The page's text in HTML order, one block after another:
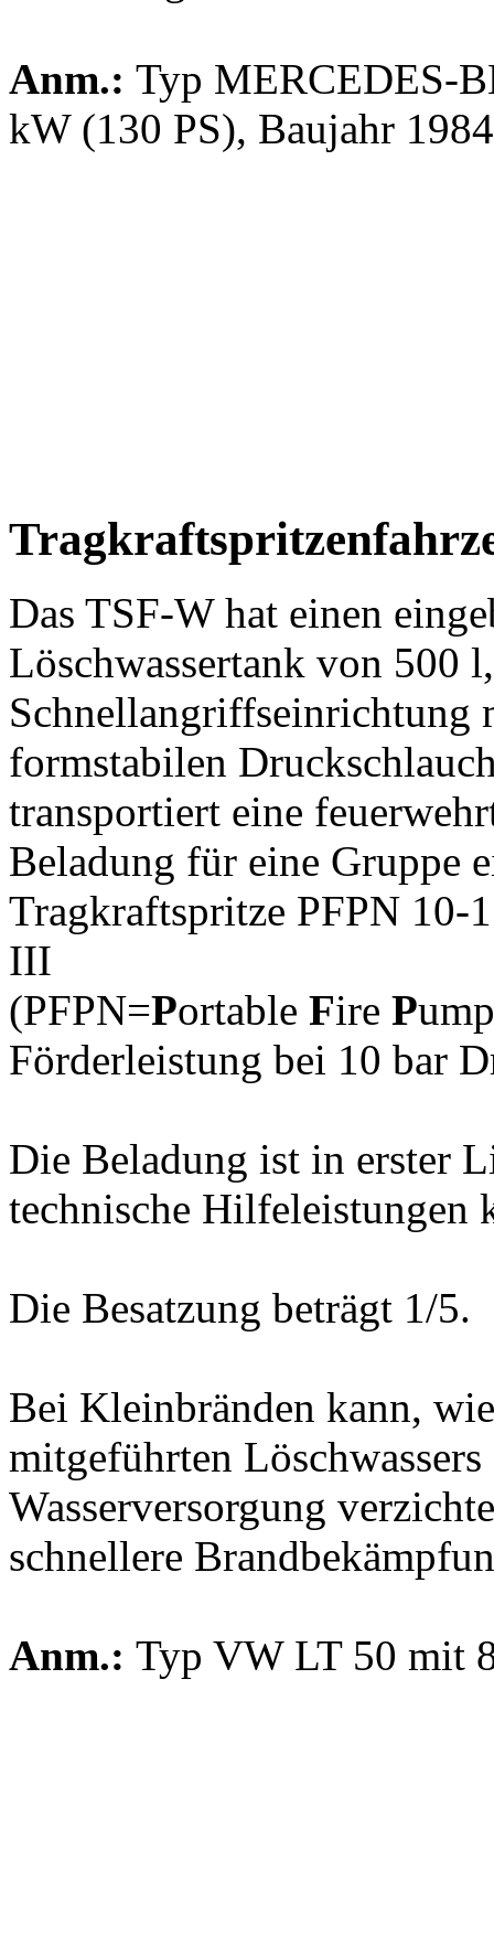
Anm.: Typ MERCEDES-
kW (130 PS), Baujahr
Das TSF-W hat einen
Löschwassertank von 500
Schnellangriffseinrichtung
formstabilen
transportiert eine
Beladung für eine Gruppe
Tragkraftspritze PFPN 10-
III
(PFPN=Portable Fire P
Förderleistung bei 10 bar
Die Beladung ist in erster
technische
Die Besatzung beträgt 1/5.
Bei Kleinbränden kann,
mitgeführten
Wasserversorgung
schnellere
Anm.: Typ VW LT 50 mit